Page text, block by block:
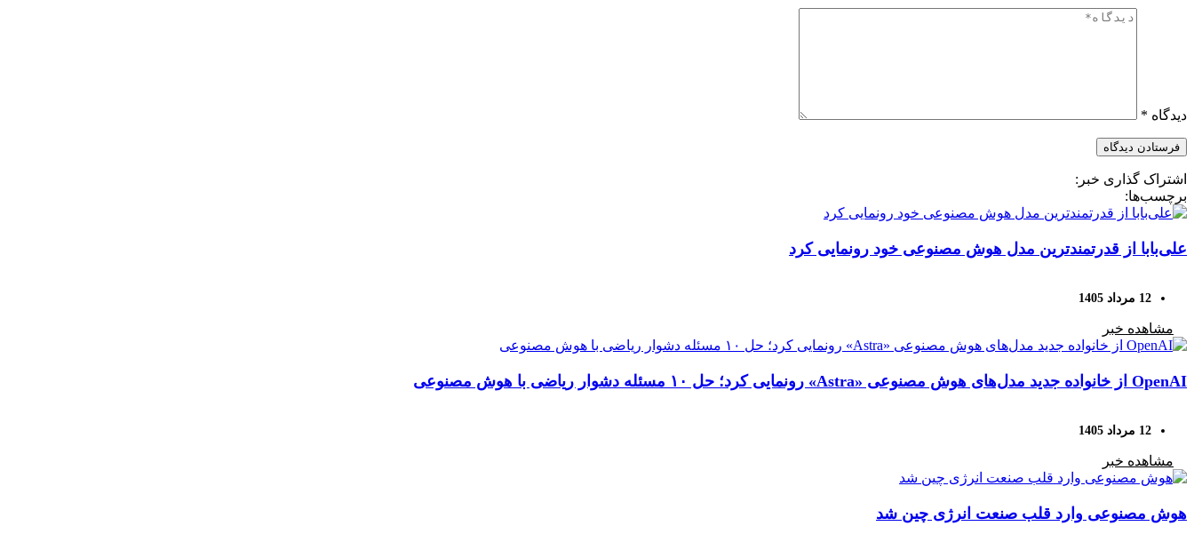
دیدگاه *
اشتراک گذاری خبر:
برچسب‌ها:
علی‌بابا از قدرتمندترین مدل هوش مصنوعی خود رونمایی کرد
12 مرداد 1405
مشاهده خبر
OpenAI از خانواده جدید مدل‌های هوش مصنوعی «Astra» رونمایی کرد؛ حل ۱۰ مسئله دشوار ریاضی با هوش مصنوعی
12 مرداد 1405
مشاهده خبر
هوش مصنوعی وارد قلب صنعت انرژی چین شد